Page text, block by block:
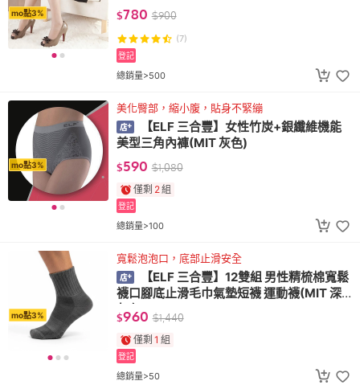
mo點3% $780 $900
(7)
總銷量>500
登記
mo點3%
美化臀部，縮小腹，貼身不緊繃
【ELF 三合豐】女性竹炭+銀纖維機能
美型三角內褲(MIT 灰色)
$590 $1,080
僅剩 2組
總銷量>100
登記
mo點3%
寬鬆泡泡口，底部止滑安全
【ELF 三合豐】12雙組 男性精梳棉寬鬆
襪口腳底止滑毛巾氣墊短襪 運動襪(MIT 深
灰色)
$960 $1,440
僅剩 1 組
總銷量>50
登記